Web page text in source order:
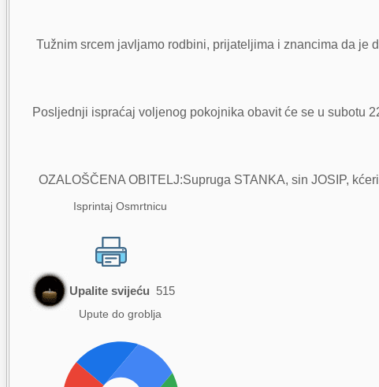
Tužnim srcem javljamo rodbini, prijateljima i znancima da je
Posljednji ispraćaj voljenog pokojnika obavit će se u subotu
OZALOŠČENA OBITELJ:Supruga STANKA, sin JOSIP,
Isprintaj Osmrtnicu
Upalite svijeću 515
Upute do groblja